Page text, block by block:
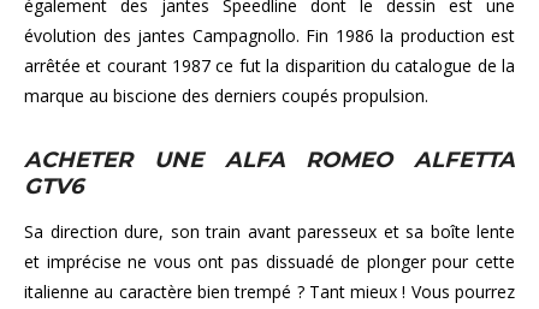
également des jantes Speedline dont le dessin est une
évolution des jantes Campagnollo. Fin 1986 la production est
arrêtée et courant 1987 ce fut la disparition du catalogue de la
marque au biscione des derniers coupés propulsion.
ACHETER UNE ALFA ROMEO ALFETTA
GTV6
Sa direction dure, son train avant paresseux et sa boîte lente
et imprécise ne vous ont pas dissuadé de plonger pour cette
italienne au caractère bien trempé ? Tant mieux ! Vous pourrez